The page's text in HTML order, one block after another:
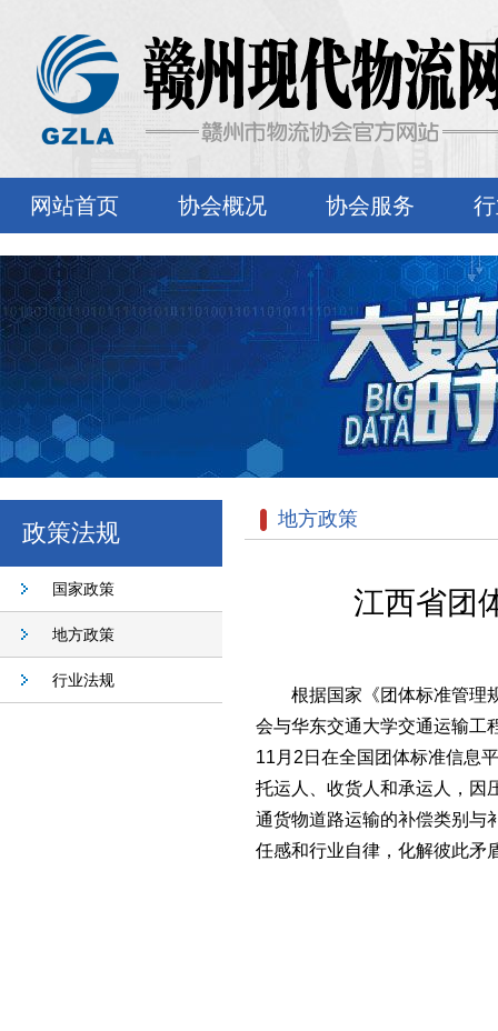
网站首页 协会概况 协会服务
政策法规
国家政策
地方政策
行业法规
地方政策
江西省团
根据国家《团体标准管理
会与华东交通大学交通运输工
11月2日在全国团体标准信息
托运人、收货人和承运人，因
通货物道路运输的补偿类别与
任感和行业自律，化解彼此矛